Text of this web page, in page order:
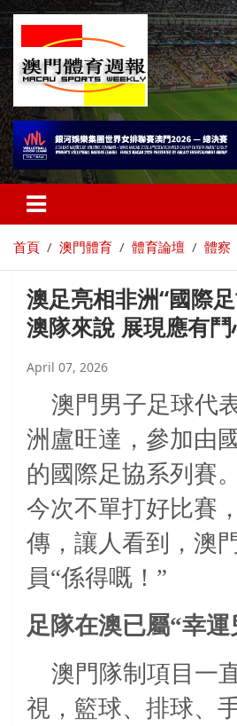
首頁 澳門體育 體育論壇 體察
澳足亮相非洲“國際
澳隊來說 展現應有
April 07, 2026
澳門男子足球代
洲盧旺達，參加由
的國際足協系列賽
今次不單打好比賽
傳，讓人看到，澳
員“係得嘅！”
足隊在澳已屬“幸運
澳門隊制項目一
視，籃球、排球、